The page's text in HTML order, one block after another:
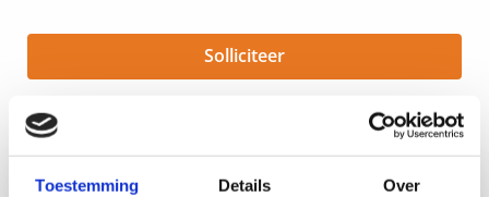
Toestemming Details Over
Solliciteer
Brandende vraag?